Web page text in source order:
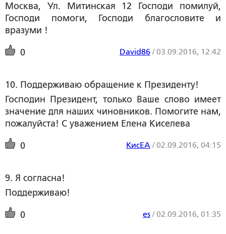
Москва, Ул. Митинская 12 Господи помилуй,
Господи помоги, Господи благословите и
вразуми !
0 David86 /03.09.2016, 12:42
10. Поддерживаю обращение к Президенту!
Господин Президент, только Ваше слово имеет
значение для наших чиновников. Помогите нам,
пожалуйста! С уважением Елена Киселева
0 КисЕА /02.09.2016, 04:15
9. Я согласна!
Поддерживаю!
0 es /02.09.2016, 01:35